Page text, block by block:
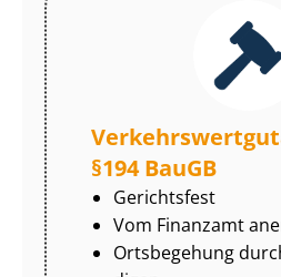
§194 BauGB
Gerichtsfest
Vom Finanzamt
Ortsbegehung